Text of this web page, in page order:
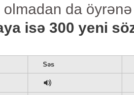
olmadan da
isə 300 yeni
Səs